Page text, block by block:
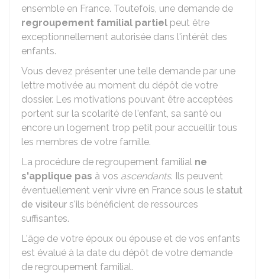
ensemble en France. Toutefois, une demande de
regroupement familial partiel peut être
exceptionnellement autorisée dans l'intérêt des
enfants.
Vous devez présenter une telle demande par une
lettre motivée au moment du dépôt de votre
dossier. Les motivations pouvant être acceptées
portent sur la scolarité de l'enfant, sa santé ou
encore un logement trop petit pour accueillir tous
les membres de votre famille.
La procédure de regroupement familial ne
s'applique pas à vos ascendants. Ils peuvent
éventuellement venir vivre en France sous le statut
de visiteur s'ils bénéficient de ressources
suffisantes.
L'âge de votre époux ou épouse et de vos enfants
est évalué à la date du dépôt de votre demande
de regroupement familial.